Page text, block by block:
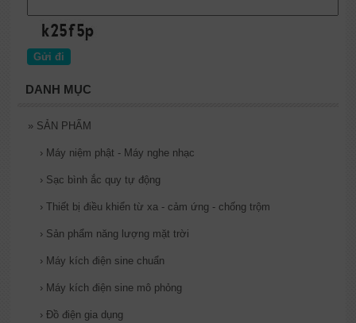
DANH MỤC
» SẢN PHẨM
› Máy niệm phật - Máy nghe nhạc
› Sạc bình ắc quy tự động
› Thiết bị điều khiển từ xa - cảm ứng - chống trộm
› Sản phẩm năng lượng mặt trời
› Máy kích điện sine chuẩn
› Máy kích điện sine mô phỏng
› Đồ điện gia dụng